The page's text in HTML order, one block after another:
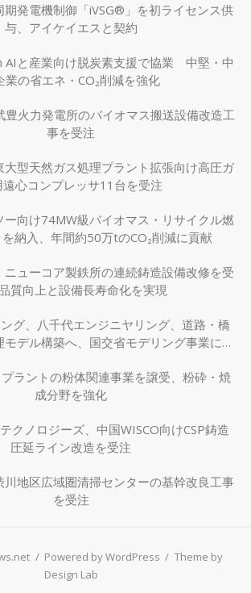
期発電機制御「iVSG®」を初ライセンス供
与、アイケイエスと契約
AIと産業向け脱炭素支援で協業 中堅・中
業の省エネ・CO₂削減を強化
豊火力発電所のバイオマス搬送設備改造工
事を受注
型天然ガス処理プラント拡張向け高圧ガ
遠心コンプレッサ11台を受注
ー向け74MW級バイオマス・リサイクル燃
納入、年間約50万tのCO₂削減に貢献
ニューコア製鉄所の連続鋳造設備改修を受
質向上と設備長寿命化を実現
グ、八千代エンジニヤリング、道路・橋
デル構築へ、国交省モデリング事業に採
ラントの粉体関連事業を譲受、粉砕・焼
成分野を強化
クノロジーズ、中国WISCO向けCSP鋳造
圧延ライン改造を受注
川地区広域圏清掃センターの基幹改良工事
を受注
/ Powered by WordPress / Theme by
Design Lab